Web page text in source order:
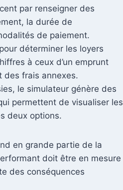
par renseigner des
la durée de
de paiement.
déterminer les loyers
à ceux d’un emprunt
des frais annexes.
le simulateur génère des
permettent de visualiser les
deux options.
en grande partie de la
doit être en mesure
des conséquences